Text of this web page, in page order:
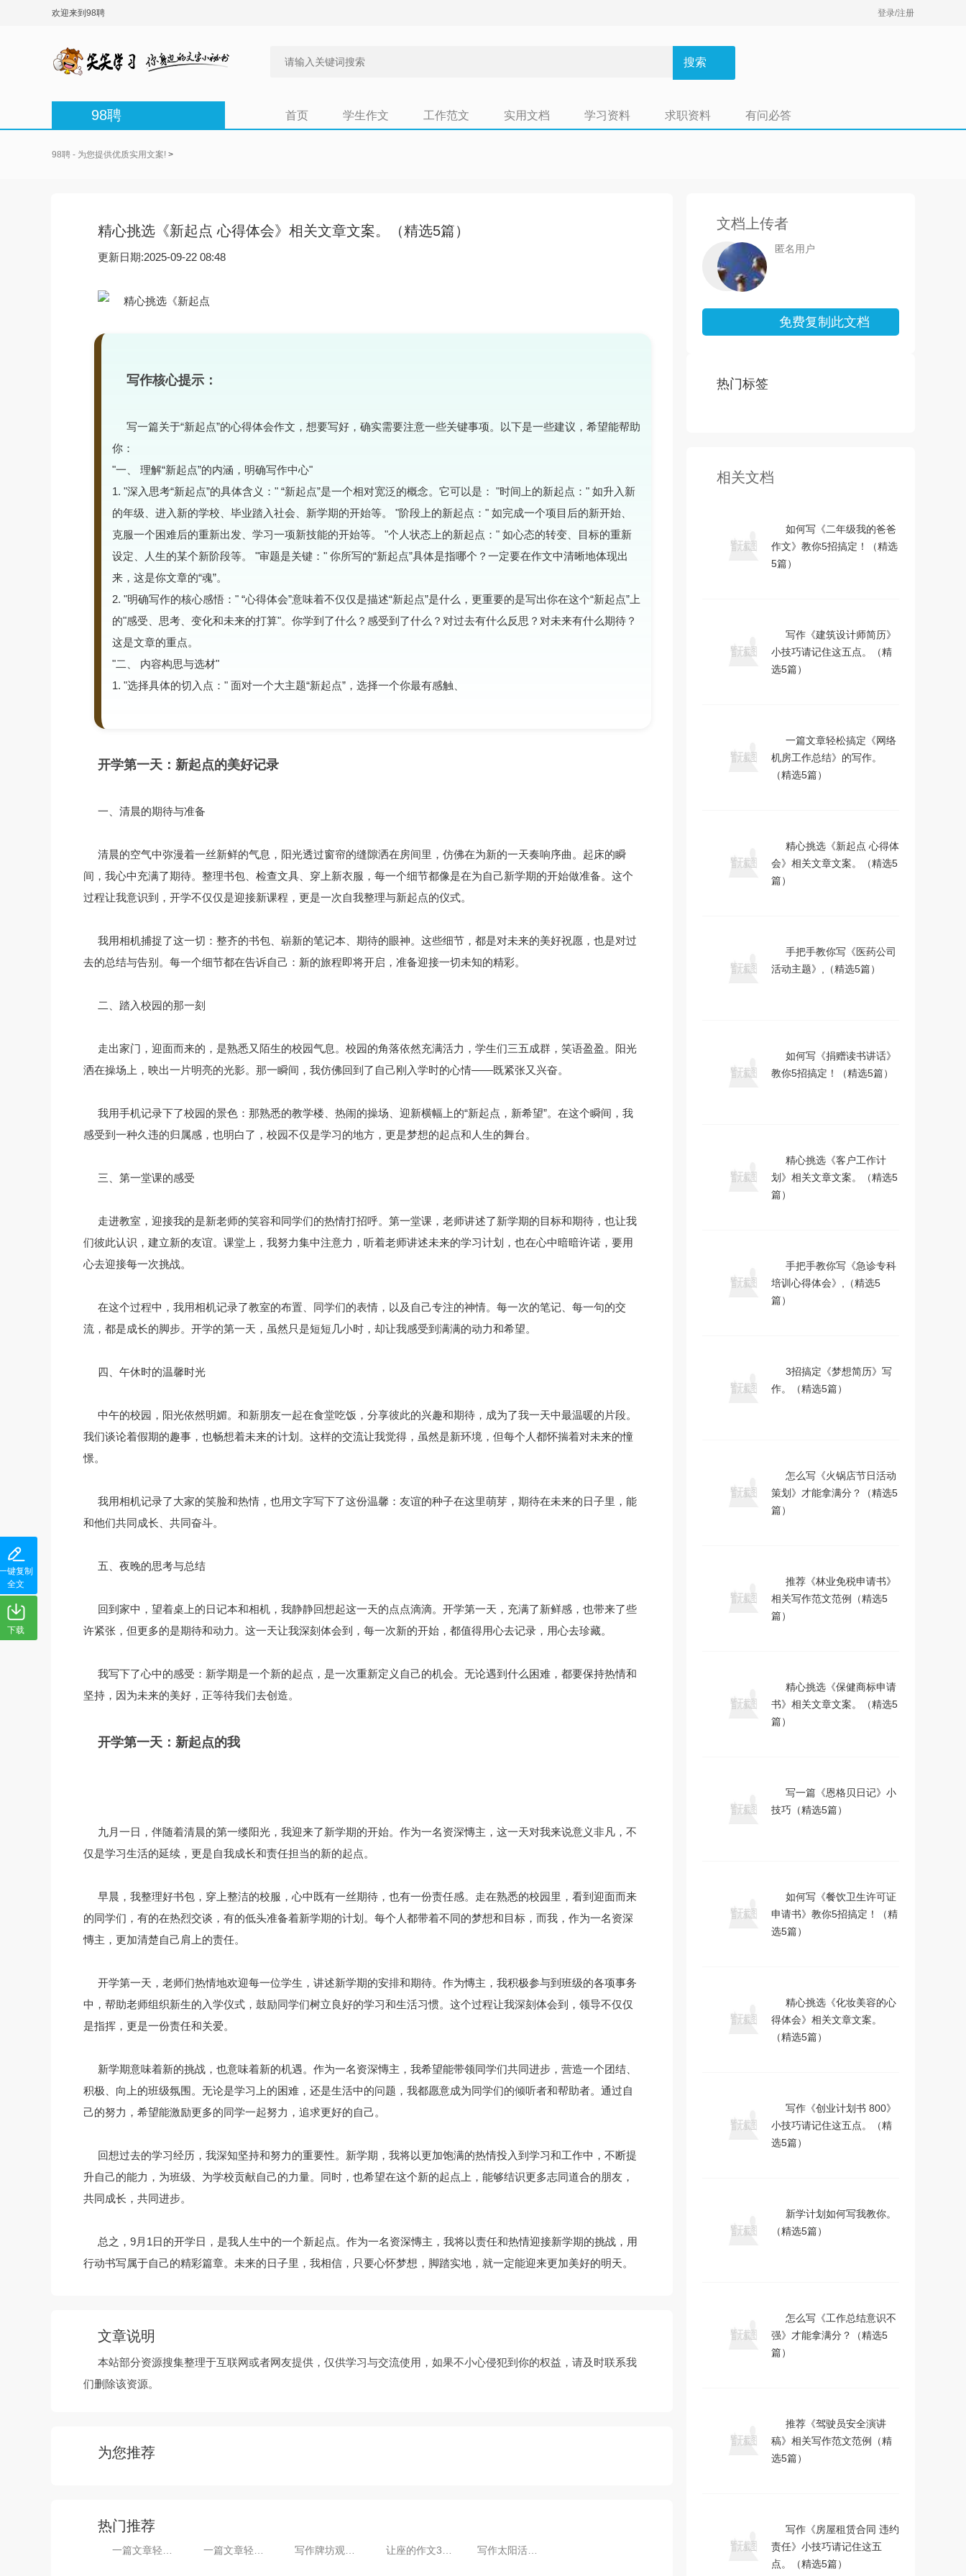
欢迎来到98聘 登录/注册
搜索
98聘 首页 学生作文 工作范文 实用文档 学习资料 求职资料 有问必答
98聘 - 为您提供优质实用文案! >
精心挑选《新起点 心得体会》相关文章文案。（精选5篇）
更新日期:2025-09-22 08:48
写作核心提示：
写一篇关于“新起点”的心得体会作文，想要写好，确实需要注意一些关键事项。以下是一些建议，希望能帮助
你：
"一、 理解“新起点”的内涵，明确写作中心"
1. "深入思考“新起点”的具体含义：" “新起点”是一个相对宽泛的概念。它可以是： "时间上的新起点：" 如升入新
的年级、进入新的学校、毕业踏入社会、新学期的开始等。 "阶段上的新起点：" 如完成一个项目后的新开始、
克服一个困难后的重新出发、学习一项新技能的开始等。 "个人状态上的新起点：" 如心态的转变、目标的重新
设定、人生的某个新阶段等。 "审题是关键：" 你所写的“新起点”具体是指哪个？一定要在作文中清晰地体现出
来，这是你文章的“魂”。
2. "明确写作的核心感悟：" “心得体会”意味着不仅仅是描述“新起点”是什么，更重要的是写出你在这个“新起点”上
的"感受、思考、变化和未来的打算"。你学到了什么？感受到了什么？对过去有什么反思？对未来有什么期待？
这是文章的重点。
"二、 内容构思与选材"
1. "选择具体的切入点：" 面对一个大主题“新起点”，选择一个你最有感触、
开学第一天：新起点的美好记录
一、清晨的期待与准备
清晨的空气中弥漫着一丝新鲜的气息，阳光透过窗帘的缝隙洒在房间里，仿佛在为新的一天奏响序曲。起床的瞬
间，我心中充满了期待。整理书包、检查文具、穿上新衣服，每一个细节都像是在为自己新学期的开始做准备。这个
过程让我意识到，开学不仅仅是迎接新课程，更是一次自我整理与新起点的仪式。
我用相机捕捉了这一切：整齐的书包、崭新的笔记本、期待的眼神。这些细节，都是对未来的美好祝愿，也是对过
去的总结与告别。每一个细节都在告诉自己：新的旅程即将开启，准备迎接一切未知的精彩。
二、踏入校园的那一刻
走出家门，迎面而来的，是熟悉又陌生的校园气息。校园的角落依然充满活力，学生们三五成群，笑语盈盈。阳光
洒在操场上，映出一片明亮的光影。那一瞬间，我仿佛回到了自己刚入学时的心情——既紧张又兴奋。
我用手机记录下了校园的景色：那熟悉的教学楼、热闹的操场、迎新横幅上的“新起点，新希望”。在这个瞬间，我
感受到一种久违的归属感，也明白了，校园不仅是学习的地方，更是梦想的起点和人生的舞台。
三、第一堂课的感受
走进教室，迎接我的是新老师的笑容和同学们的热情打招呼。第一堂课，老师讲述了新学期的目标和期待，也让我
们彼此认识，建立新的友谊。课堂上，我努力集中注意力，听着老师讲述未来的学习计划，也在心中暗暗许诺，要用
心去迎接每一次挑战。
在这个过程中，我用相机记录了教室的布置、同学们的表情，以及自己专注的神情。每一次的笔记、每一句的交
流，都是成长的脚步。开学的第一天，虽然只是短短几小时，却让我感受到满满的动力和希望。
四、午休时的温馨时光
中午的校园，阳光依然明媚。和新朋友一起在食堂吃饭，分享彼此的兴趣和期待，成为了我一天中最温暖的片段。
我们谈论着假期的趣事，也畅想着未来的计划。这样的交流让我觉得，虽然是新环境，但每个人都怀揣着对未来的憧
憬。
我用相机记录了大家的笑脸和热情，也用文字写下了这份温馨：友谊的种子在这里萌芽，期待在未来的日子里，能
和他们共同成长、共同奋斗。
五、夜晚的思考与总结
回到家中，望着桌上的日记本和相机，我静静回想起这一天的点点滴滴。开学第一天，充满了新鲜感，也带来了些
许紧张，但更多的是期待和动力。这一天让我深刻体会到，每一次新的开始，都值得用心去记录，用心去珍藏。
我写下了心中的感受：新学期是一个新的起点，是一次重新定义自己的机会。无论遇到什么困难，都要保持热情和
坚持，因为未来的美好，正等待我们去创造。
开学第一天：新起点的我
九月一日，伴随着清晨的第一缕阳光，我迎来了新学期的开始。作为一名资深慱主，这一天对我来说意义非凡，不
仅是学习生活的延续，更是自我成长和责任担当的新的起点。
早晨，我整理好书包，穿上整洁的校服，心中既有一丝期待，也有一份责任感。走在熟悉的校园里，看到迎面而来
的同学们，有的在热烈交谈，有的低头准备着新学期的计划。每个人都带着不同的梦想和目标，而我，作为一名资深
慱主，更加清楚自己肩上的责任。
开学第一天，老师们热情地欢迎每一位学生，讲述新学期的安排和期待。作为慱主，我积极参与到班级的各项事务
中，帮助老师组织新生的入学仪式，鼓励同学们树立良好的学习和生活习惯。这个过程让我深刻体会到，领导不仅仅
是指挥，更是一份责任和关爱。
新学期意味着新的挑战，也意味着新的机遇。作为一名资深慱主，我希望能带领同学们共同进步，营造一个团结、
积极、向上的班级氛围。无论是学习上的困难，还是生活中的问题，我都愿意成为同学们的倾听者和帮助者。通过自
己的努力，希望能激励更多的同学一起努力，追求更好的自己。
回想过去的学习经历，我深知坚持和努力的重要性。新学期，我将以更加饱满的热情投入到学习和工作中，不断提
升自己的能力，为班级、为学校贡献自己的力量。同时，也希望在这个新的起点上，能够结识更多志同道合的朋友，
共同成长，共同进步。
总之，9月1日的开学日，是我人生中的一个新起点。作为一名资深慱主，我将以责任和热情迎接新学期的挑战，用
行动书写属于自己的精彩篇章。未来的日子里，我相信，只要心怀梦想，脚踏实地，就一定能迎来更加美好的明天。
文档上传者
匿名用户
免费复制此文档
热门标签
相关文档
如何写《二年级我的爸爸
作文》教你5招搞定！（精选
5篇）
写作《建筑设计师简历》
小技巧请记住这五点。（精
选5篇）
一篇文章轻松搞定《网络
机房工作总结》的写作。
（精选5篇）
精心挑选《新起点 心得体
会》相关文章文案。（精选5
篇）
手把手教你写《医药公司
活动主题》,（精选5篇）
如何写《捐赠读书讲话》
教你5招搞定！（精选5篇）
精心挑选《客户工作计
划》相关文章文案。（精选5
篇）
手把手教你写《急诊专科
培训心得体会》,（精选5
篇）
3招搞定《梦想简历》写
作。（精选5篇）
怎么写《火锅店节日活动
策划》才能拿满分？（精选5
篇）
推荐《林业免税申请书》
相关写作范文范例（精选5
篇）
精心挑选《保健商标申请
书》相关文章文案。（精选5
篇）
写一篇《恩格贝日记》小
技巧（精选5篇）
如何写《餐饮卫生许可证
申请书》教你5招搞定！（精
选5篇）
精心挑选《化妆美容的心
得体会》相关文章文案。
（精选5篇）
写作《创业计划书 800》
小技巧请记住这五点。（精
选5篇）
新学计划如何写我教你。
（精选5篇）
怎么写《工作总结意识不
强》才能拿满分？（精选5
篇）
推荐《驾驶员安全演讲
稿》相关写作范文范例（精
选5篇）
写作《房屋租赁合同 违约
责任》小技巧请记住这五
点。（精选5篇）
文章说明
本站部分资源搜集整理于互联网或者网友提供，仅供学习与交流使用，如果不小心侵犯到你的权益，请及时联系我
们删除该资源。
为您推荐
热门推荐
键复制
全文
下载